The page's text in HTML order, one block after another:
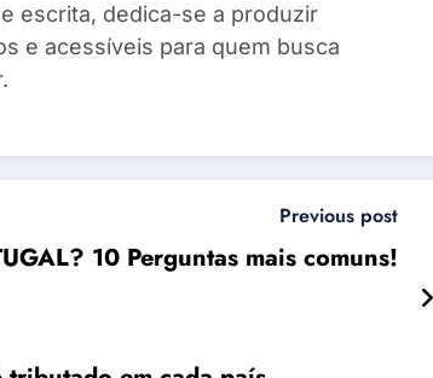
escrita, dedica-se a produzir
e acessíveis para quem busca
Previous post
10 Perguntas mais comuns!